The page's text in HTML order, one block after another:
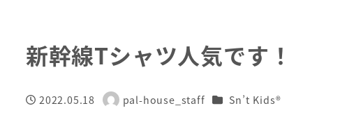
新幹線Tシャツ人気です！
投稿日
2022.05.18
著
pal-house_staff カテゴリー
Sn’t Kids®